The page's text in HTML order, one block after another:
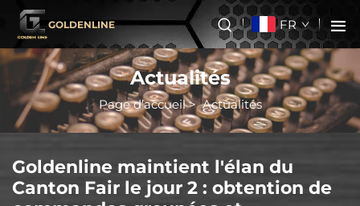
GOLDENLINE FR
Actualités
Page d’accueil>Actualités
Goldenline maintient l'élan du
Canton Fair le jour 2 : obtention de